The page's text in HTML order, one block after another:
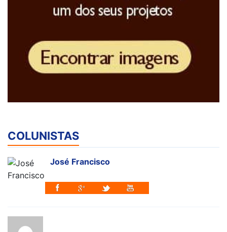
COLUNISTAS
José Francisco